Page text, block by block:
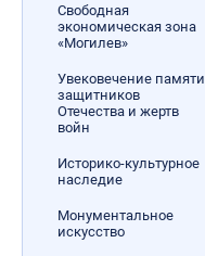
Свободная
экономическая зона
«Могилев»
Увековечение памяти
защитников
Отечества и жертв
войн
Историко-культурное
наследие
Монументальное
искусство